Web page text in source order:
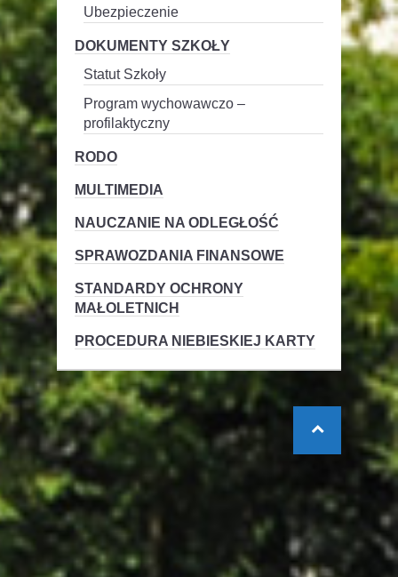
Ubezpieczenie
DOKUMENTY SZKOŁY
Statut Szkoły
Program wychowawczo –
profilaktyczny
RODO
MULTIMEDIA
NAUCZANIE NA ODLEGŁOŚĆ
SPRAWOZDANIA FINANSOWE
STANDARDY OCHRONY
MAŁOLETNICH
PROCEDURA NIEBIESKIEJ KARTY